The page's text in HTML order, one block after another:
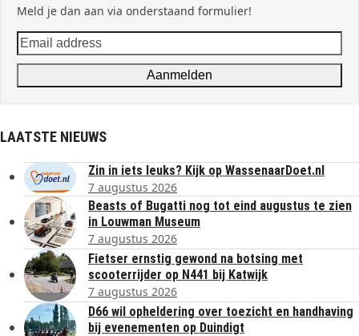
Meld je dan aan via onderstaand formulier!
Email
address
Aanmelden
LAATSTE NIEUWS
Zin in iets leuks? Kijk op WassenaarDoet.nl
7 augustus 2026
Beasts of Bugatti nog tot eind augustus te zien
in Louwman Museum
7 augustus 2026
Fietser ernstig gewond na botsing met
scooterrijder op N441 bij Katwijk
7 augustus 2026
D66 wil opheldering over toezicht en handhaving
bij evenementen op Duindigt